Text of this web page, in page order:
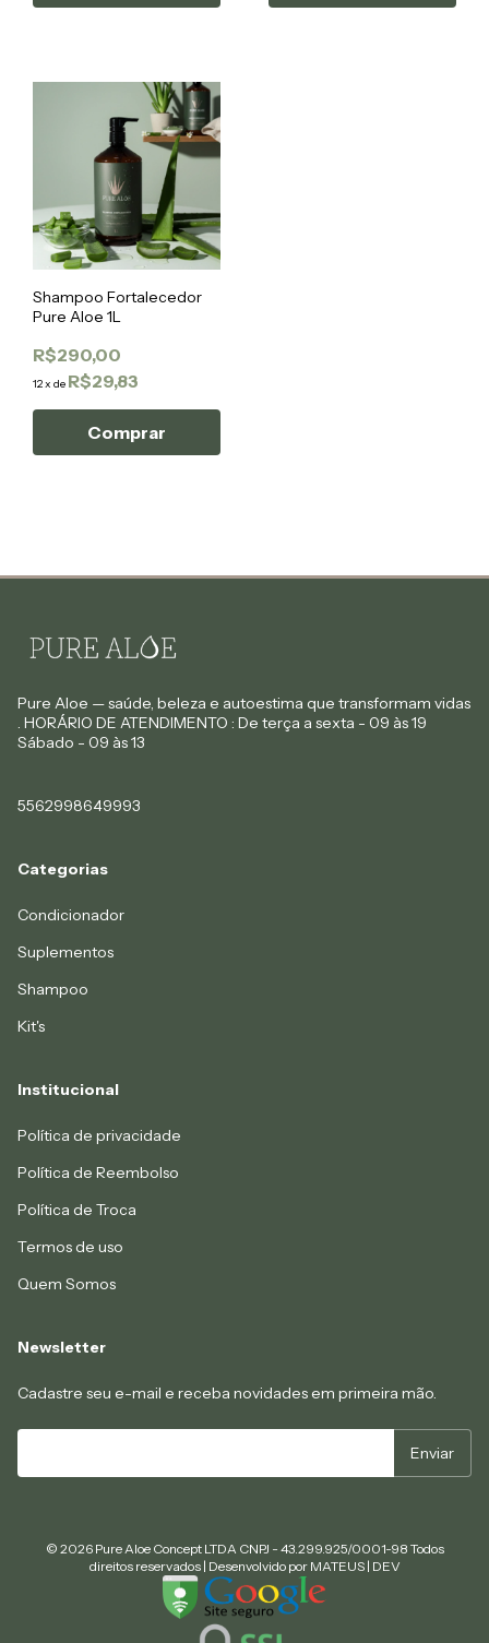
Shampoo Fortalecedor
Pure Aloe 1L
R$290,00
12x de R$29,83
Pure Aloe — saúde, beleza e autoestima que transformam vidas
. HORÁRIO DE ATENDIMENTO : De terça a sexta - 09 às 19
Sábado - 09 às 13
5562998649993
Categorias
Condicionador
Suplementos
Shampoo
Kit's
Institucional
Política de privacidade
Política de Reembolso
Política de Troca
Termos de uso
Quem Somos
Newsletter
Cadastre seu e-mail e receba novidades em primeira mão.
© 2026 Pure Aloe Concept LTDA CNPJ - 43.299.925/0001-98 Todos
direitos reservados | Desenvolvido por MATEUS | DEV